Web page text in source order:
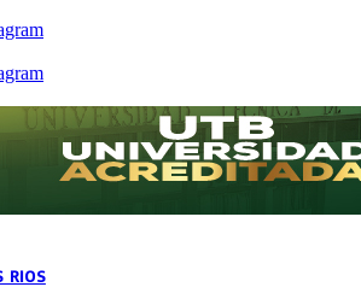
RIOS